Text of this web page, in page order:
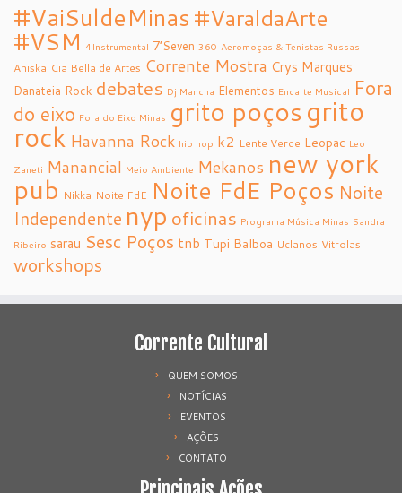
#VaiSuldeMinas #VaraldaArte
#VSM 4Instrumental 7’Seven 360 Aeromoças & Tenistas Russas
Aniska Cia Bella de Artes Corrente Mostra Crys Marques
Danateia Rock debates Dj Mancha Elementos Encarte Musical Fora
do eixo Fora do Eixo Minas grito poçosgrito
rock Havanna Rock hip hop k2 Lente Verde Leopac Leo
Zaneti Manancial Meio Ambiente Mekanos new york
pub Nikka Noite FdE Noite FdE Poços Noite
Independente nyp oficinas Programa Música Minas Sandra
Ribeiro sarau Sesc Poços tnb Tupi Balboa Uclanos Vitrolas
workshops
Corrente Cultural
QUEM SOMOS
NOTÍCIAS
EVENTOS
AÇÕES
CONTATO